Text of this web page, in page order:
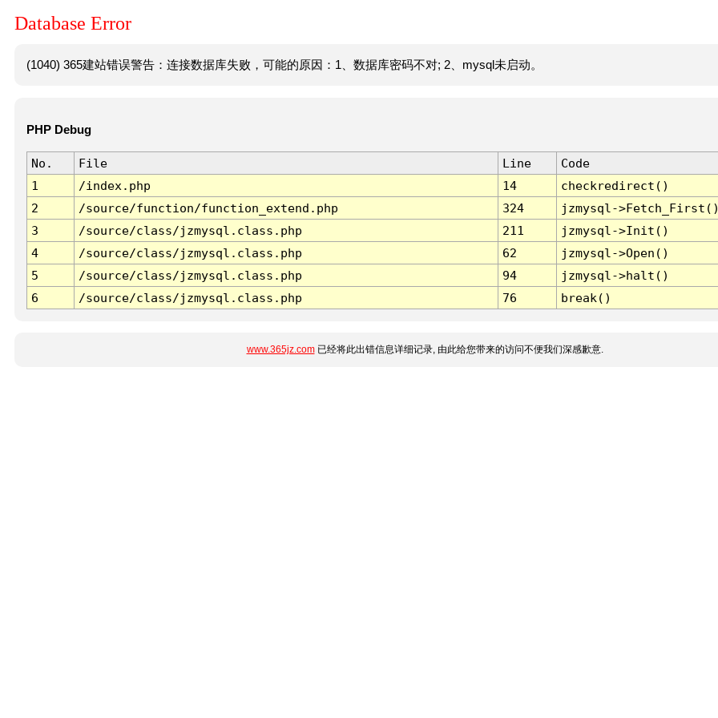
Database Error
(1040) 365建站错误警告：连接数据库失败，可能的原因：1、数据库密码不对; 2、mysql未启动。
PHP Debug
No. File Line
Code
1
/index.php 14
checkredirect()
2
/source/function/function_extend.php 324
jzmysql-
3
/source/class/jzmysql.class.php 211
jzmysql->Init()
4
/source/class/jzmysql.class.php 62
jzmysql->Open()
5
/source/class/jzmysql.class.php 94
jzmysql->halt()
6
/source/class/jzmysql.class.php 76 break()
www.365jz.com已经将此出错信息详细记录, 由此给您带来的访问不便我们深感歉意.